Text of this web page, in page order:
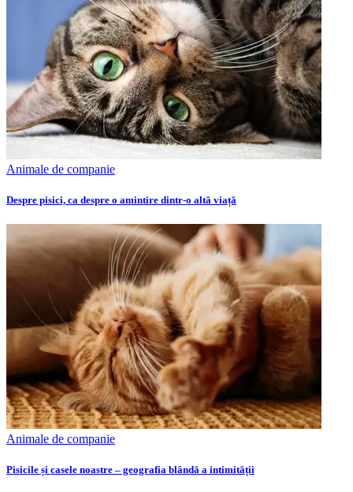
Animale de companie
Despre pisici, ca despre o amintire dintr-o altă viață
Animale de companie
Pisicile și casele noastre – geografia blândă a intimității